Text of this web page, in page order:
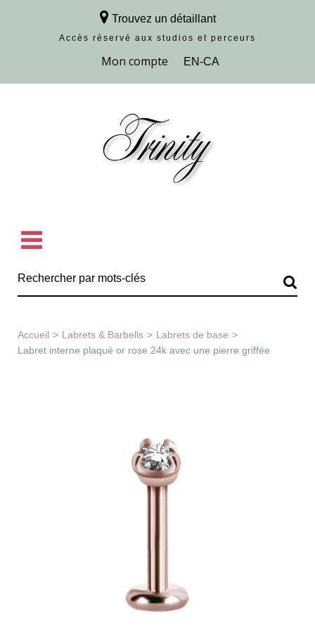
Trouvez un détaillant
Accès réservé aux studios et perceurs
Découvrir la collection
Accueil > Labrets & Barbells > Labrets de base >
Labret interne plaqué or rose 24k avec une pierre griffée